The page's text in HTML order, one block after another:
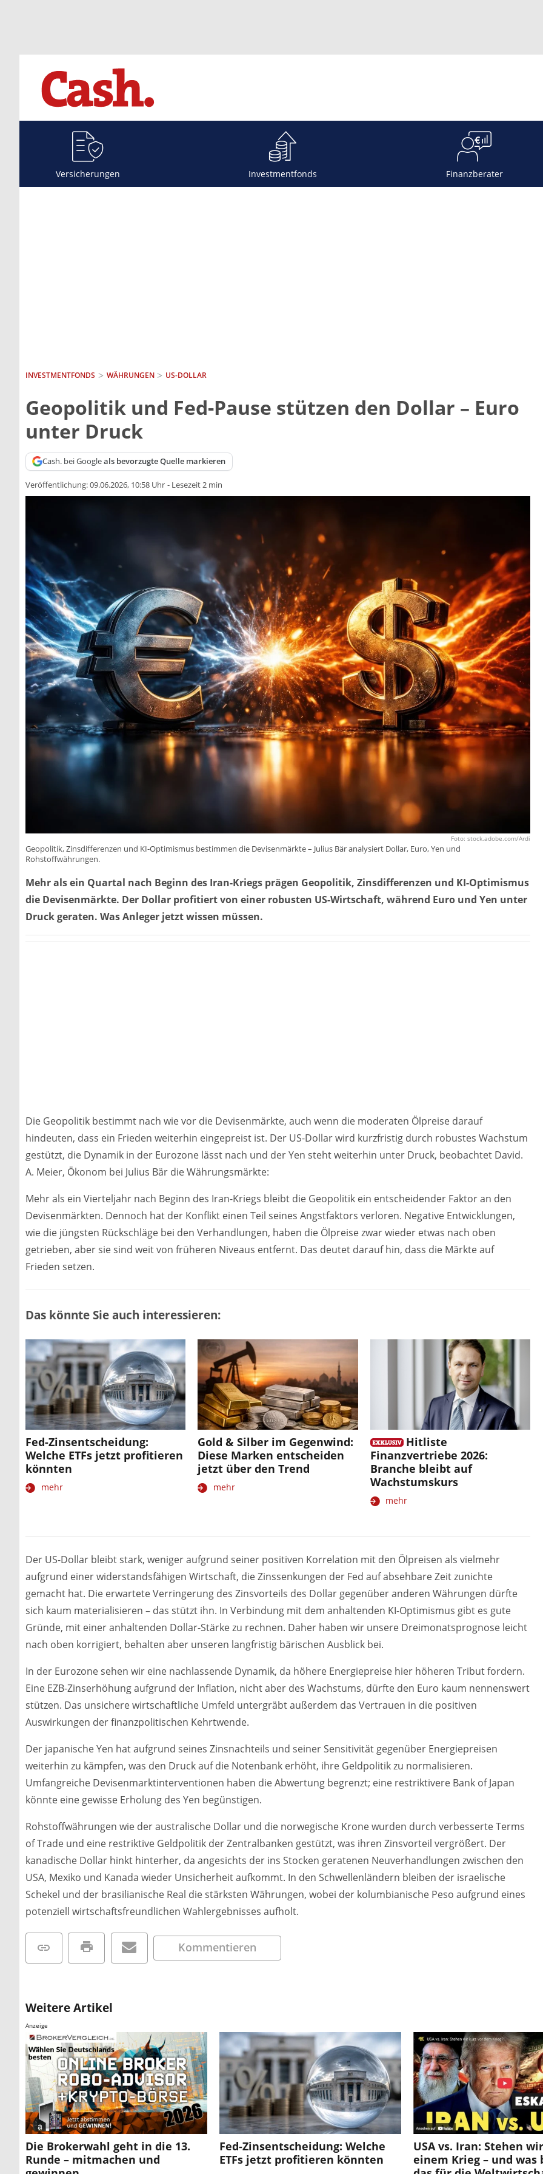
Versicherungen Investmentfonds Finanzberater
INVESTMENTFONDS WÄHRUNGEN US-DOLLAR
Geopolitik und Fed-Pause stützen den Dollar – Euro
unter Druck
Cash. bei Googleals bevorzugte Quelle markieren
Veröffentlichung:09.06.2026, 10:58 Uhr - Lesezeit 2 min
Foto: stock.adobe.com/Ardi
Geopolitik, Zinsdifferenzen und KI-Optimismus bestimmen die Devisenmärkte – Julius Bär analysiert Dollar, Euro, Yen und
Rohstoffwährungen.
Mehr als ein Quartal nach Beginn des Iran-Kriegs prägen Geopolitik, Zinsdifferenzen und KI-Optimismus
die Devisenmärkte. Der Dollar profitiert von einer robusten US-Wirtschaft, während Euro und Yen unter
Druck geraten. Was Anleger jetzt wissen müssen.
Die Geopolitik bestimmt nach wie vor die Devisenmärkte, auch wenn die moderaten Ölpreise darauf
hindeuten, dass ein Frieden weiterhin eingepreist ist. Der US-Dollar wird kurzfristig durch robustes Wachstum
gestützt, die Dynamik in der Eurozone lässt nach und der Yen steht weiterhin unter Druck, beobachtet David.
A. Meier, Ökonom bei Julius Bär die Währungsmärkte:
Mehr als ein Vierteljahr nach Beginn des Iran-Kriegs bleibt die Geopolitik ein entscheidender Faktor an den
Devisenmärkten. Dennoch hat der Konflikt einen Teil seines Angstfaktors verloren. Negative Entwicklungen,
wie die jüngsten Rückschläge bei den Verhandlungen, haben die Ölpreise zwar wieder etwas nach oben
getrieben, aber sie sind weit von früheren Niveaus entfernt. Das deutet darauf hin, dass die Märkte auf
Frieden setzen.
Das könnte Sie auch interessieren:
Fed-Zinsentscheidung:
Welche ETFs jetzt profitieren
könnten
mehr
Gold & Silber im Gegenwind:
Diese Marken entscheiden
jetzt über den Trend
mehr
Hitliste
Finanzvertriebe 2026:
Branche bleibt auf
Wachstumskurs
mehr
Der US-Dollar bleibt stark, weniger aufgrund seiner positiven Korrelation mit den Ölpreisen als vielmehr
aufgrund einer widerstandsfähigen Wirtschaft, die Zinssenkungen der Fed auf absehbare Zeit zunichte
gemacht hat. Die erwartete Verringerung des Zinsvorteils des Dollar gegenüber anderen Währungen dürfte
sich kaum materialisieren – das stützt ihn. In Verbindung mit dem anhaltenden KI-Optimismus gibt es gute
Gründe, mit einer anhaltenden Dollar-Stärke zu rechnen. Daher haben wir unsere Dreimonatsprognose leicht
nach oben korrigiert, behalten aber unseren langfristig bärischen Ausblick bei.
In der Eurozone sehen wir eine nachlassende Dynamik, da höhere Energiepreise hier höheren Tribut fordern.
Eine EZB-Zinserhöhung aufgrund der Inflation, nicht aber des Wachstums, dürfte den Euro kaum nennenswert
stützen. Das unsichere wirtschaftliche Umfeld untergräbt außerdem das Vertrauen in die positiven
Auswirkungen der finanzpolitischen Kehrtwende.
Der japanische Yen hat aufgrund seines Zinsnachteils und seiner Sensitivität gegenüber Energiepreisen
weiterhin zu kämpfen, was den Druck auf die Notenbank erhöht, ihre Geldpolitik zu normalisieren.
Umfangreiche Devisenmarktinterventionen haben die Abwertung begrenzt; eine restriktivere Bank of Japan
könnte eine gewisse Erholung des Yen begünstigen.
Rohstoffwährungen wie der australische Dollar und die norwegische Krone wurden durch verbesserte Terms
of Trade und eine restriktive Geldpolitik der Zentralbanken gestützt, was ihren Zinsvorteil vergrößert. Der
kanadische Dollar hinkt hinterher, da angesichts der ins Stocken geratenen Neuverhandlungen zwischen den
USA, Mexiko und Kanada wieder Unsicherheit aufkommt. In den Schwellenländern bleiben der israelische
Schekel und der brasilianische Real die stärksten Währungen, wobei der kolumbianische Peso aufgrund eines
potenziell wirtschaftsfreundlichen Wahlergebnisses aufholt.
Kommentieren
Weitere Artikel
Anzeige
Die Brokerwahl geht in die 13.
Runde – mitmachen und
Fed-Zinsentscheidung: Welche
ETFs jetzt profitieren könnten
USA vs. Iran: Stehen
einem Krieg – und was